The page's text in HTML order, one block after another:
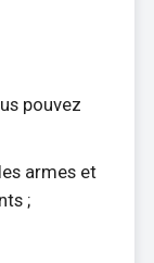
pouvez
armes et
;